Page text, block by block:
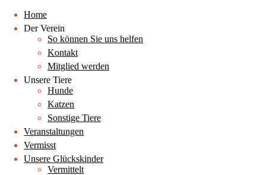
Home
Der Verein
So können Sie uns helfen
Kontakt
Mitglied werden
Unsere Tiere
Hunde
Katzen
Sonstige Tiere
Veranstaltungen
Vermisst
Unsere Glückskinder
Vermittelt